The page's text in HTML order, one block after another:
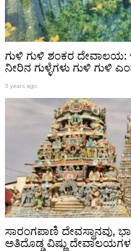
ಗುಳಿ ಗುಳಿ ಶಂಕರ ದೇವಾಲಯ:
ನೀರಿನ ಗುಳ್ಳೆಗಳು ಗುಳಿ ಗುಳಿ
3 years ago
ಸಾರಂಗಪಾಣಿ ದೇವಸ್ಥಾನವು,
ಅತಿದೊಡ್ಡ ವಿಷ್ಣು